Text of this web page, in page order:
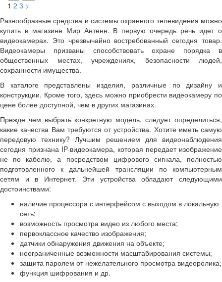
1 2 3 >
Разнообразные средства и системы охранного телевидения можно
купить в магазине Мир Антенн. В первую очередь речь идет о
видеокамерах. Это чрезвычайно востребованный сегодня товар.
Видеокамеры призваны способствовать охране порядка в
общественных местах, учреждениях, безопасности людей,
сохранности имущества.
В каталоге представлены изделия, различные по дизайну и
конструкции. Кроме того, здесь можно приобрести видеокамеру по
цене более доступной, чем в других магазинах.
Прежде чем выбрать конкретную модель, следует определиться,
какие качества Вам требуются от устройства. Хотите иметь самую
передовую технику? Лучшим решением для видеонаблюдения
сегодня признана IP-видеокамера, которая передает изображение
не по кабелю, а посредством цифрового сигнала, полностью
подготовленного к дальнейшей трансляции по компьютерным
сетям и в Интернет. Эти устройства обладают следующими
достоинствами:
наличие процессора с интерфейсом с выходом в локальную
сеть;
возможность просмотра видео из любого места;
первоклассное качество изображения;
датчики обнаружения движения на объекте;
неограниченные возможности масштабирования системы;
защита паролем от нежелательного просмотра видеоролика;
функция шифрования и др.